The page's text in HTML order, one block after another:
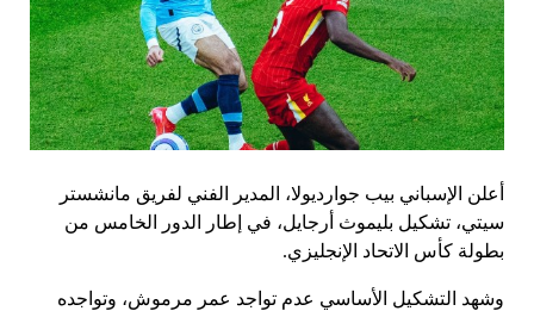
أعلن الإسباني بيب جوارديولا، المدير الفني لفريق مانشستر
سيتي، تشكيل بليموث أرجايل، في إطار الدور الخامس من
بطولة كأس الاتحاد الإنجليزي.
وشهد التشكيل الأساسي عدم تواجد عمر مرموش، وتواجده